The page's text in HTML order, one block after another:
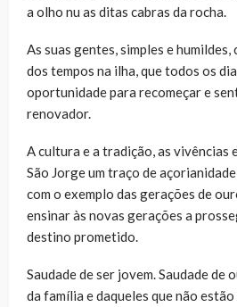
a olho nu as ditas cabras da rocha.
As suas gentes, simples e humildes,
dos tempos na ilha, que todos os
oportunidade para recomeçar e
renovador.
A cultura e a tradição, as vivências
São Jorge um traço de
com o exemplo das gerações de
ensinar às novas gerações a
destino prometido.
Saudade de ser jovem. Saudade de
da família e daqueles que não